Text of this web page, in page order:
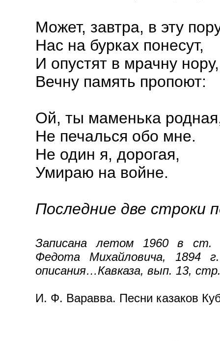
Может, завтра, в эту
Нас на бурках понесут,
И опустят в мрачну
Вечну память пропоют:
Ой, ты маменька
Не печалься обо мне.
Не один я, дорогая,
Умираю на войне.
Последние две строки
Записана летом 1960 в ст.
Федота Михайловича, 1894
описания…Кавказа, вып. 13,
И. Ф. Варавва. Песни казаков